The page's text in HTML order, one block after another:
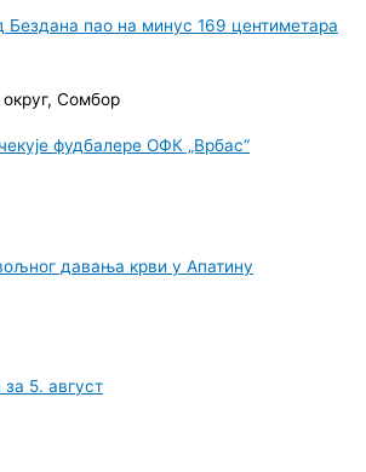
Бездана пао на минус 169 центиметара
, Сомбор
фудбалере ОФК „Врбас“
давања крви у Апатину
5. август